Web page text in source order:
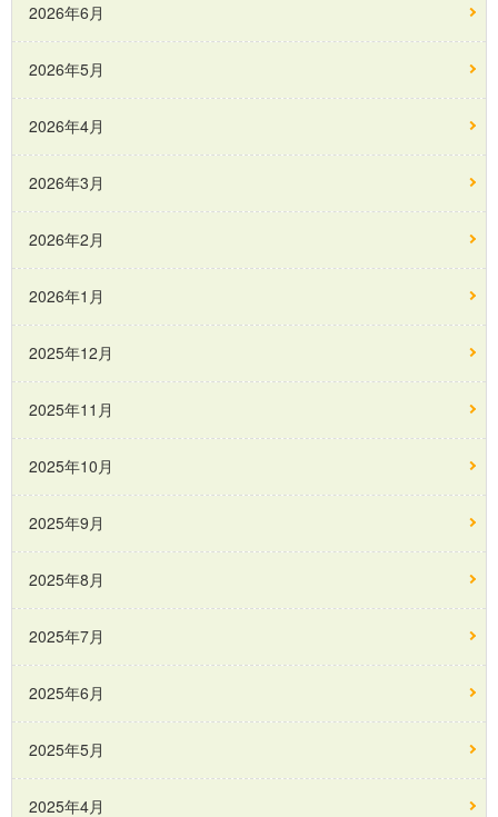
2026年6月
2026年5月
2026年4月
2026年3月
2026年2月
2026年1月
2025年12月
2025年11月
2025年10月
2025年9月
2025年8月
2025年7月
2025年6月
2025年5月
2025年4月